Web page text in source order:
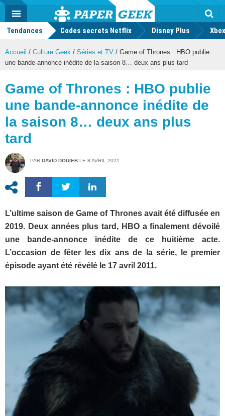
Actu
geek
MENU
Tendances Codes secrets Netflix Disney Plus
Accueil / Culture Geek / Séries et TV / Game of Thrones : HBO publie
une bande-annonce inédite de la saison 8… deux ans plus tard
Game of Thrones : HBO publie
une bande-annonce inédite de
la saison 8… deux ans plus
tard
PAR DAVID DOUÏEB LE 8 AVRIL 2021
L’ultime saison de Game of Thrones avait été diffusée en
2019. Deux années plus tard, HBO a finalement dévoilé
une bande-annonce inédite de ce huitième acte.
L’occasion de fêter les dix ans de la série, le premier
épisode ayant été révélé le 17 avril 2011.
Mode
FacebookTwitter Youtube